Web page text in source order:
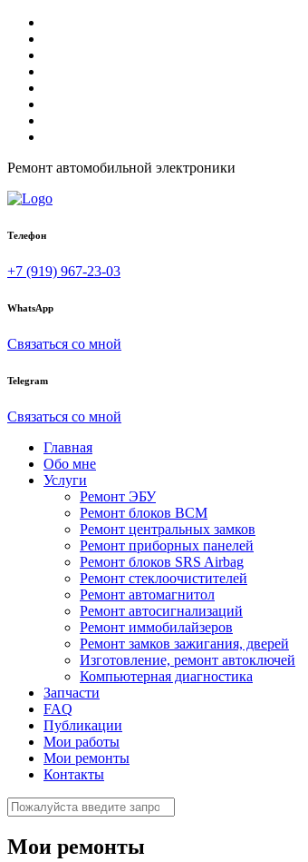
Ремонт автомобильной электроники
Телефон
+7 (919) 967-23-03
WhatsApp
Связаться со мной
Telegram
Связаться со мной
Главная
Обо мне
Услуги
Ремонт ЭБУ
Ремонт блоков BCМ
Ремонт центральных замков
Ремонт приборных панелей
Ремонт блоков SRS Airbag
Ремонт стеклоочистителей
Ремонт автомагнитол
Ремонт автосигнализаций
Ремонт иммобилайзеров
Ремонт замков зажигания, дверей
Изготовление, ремонт автоключей
Компьютерная диагностика
Запчасти
FAQ
Публикации
Мои работы
Мои ремонты
Контакты
Мои ремонты